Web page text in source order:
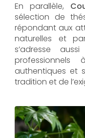
En parallèle,
sélection de
répondant aux
naturelles et
s’adresse
authentiques et
tradition et de